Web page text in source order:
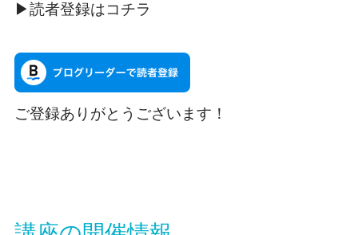
▶読者登録はコチラ
ご登録ありがとうございます！